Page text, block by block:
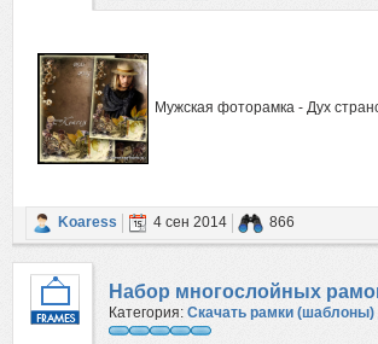
Мужская фоторамка - Дух
Koaress 4 сен 2014 866
Набор многослойных
Категория: Скачать рамки